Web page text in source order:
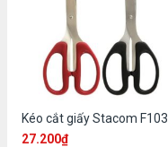
Kéo cắt giấy Stacom F103
27.200₫